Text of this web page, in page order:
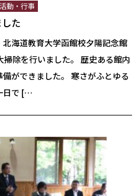
活動・行事
た
海道教育大学函館校夕陽記念館
除を行いました。 歴史ある館内
ができました。 寒さがふとゆる
日で […